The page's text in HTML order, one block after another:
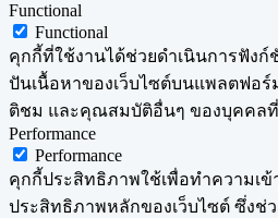
Functional
Functional
คุกกี้ที่ใช้งานได้ช่วยดำเนินการฟังก์
ปันเนื้อหาของเว็บไซต์บนแพลตฟอร์
ติชม และคุณสมบัติอื่นๆ ของบุคคล
Performance
Performance
คุกกี้ประสิทธิภาพใช้เพื่อทำความเข้
ประสิทธิภาพหลักของเว็บไซต์ ซึ่งช่